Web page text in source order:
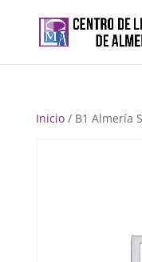
Inicio/ B1 Almería